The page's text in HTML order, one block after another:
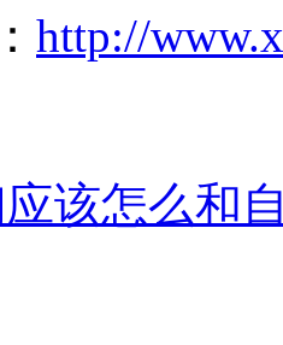
http://
该怎么和